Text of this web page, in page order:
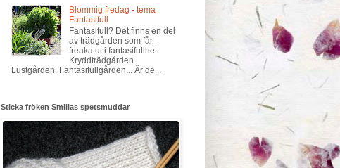
Blommig fredag - tema
Fantasifull
Fantasifull? Det finns en del
av trädgården som får
freaka ut i fantasifullhet.
Kryddträdgården.
Lustgården. Fantasifullgården... Är de...
Sticka fröken Smillas spetsmuddar